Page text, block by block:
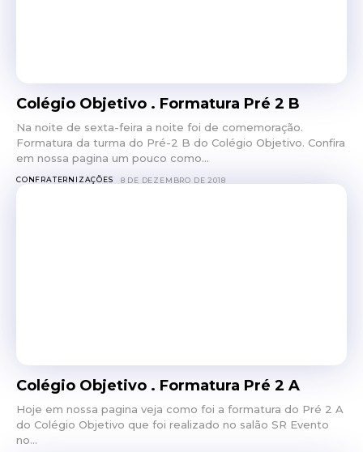
Colégio Objetivo . Formatura Pré 2 B
Na noite de sexta-feira a noite foi de comemoração.
Formatura da turma do Pré-2 B do Colégio Objetivo. Confira
em nossa pagina um pouco como...
CONFRATERNIZAÇÕES 8 DE DEZEMBRO DE 2018
Colégio Objetivo . Formatura Pré 2 A
Hoje em nossa pagina veja como foi a formatura do Pré 2 A
do Colégio Objetivo que foi realizado no salão SR Evento
no...